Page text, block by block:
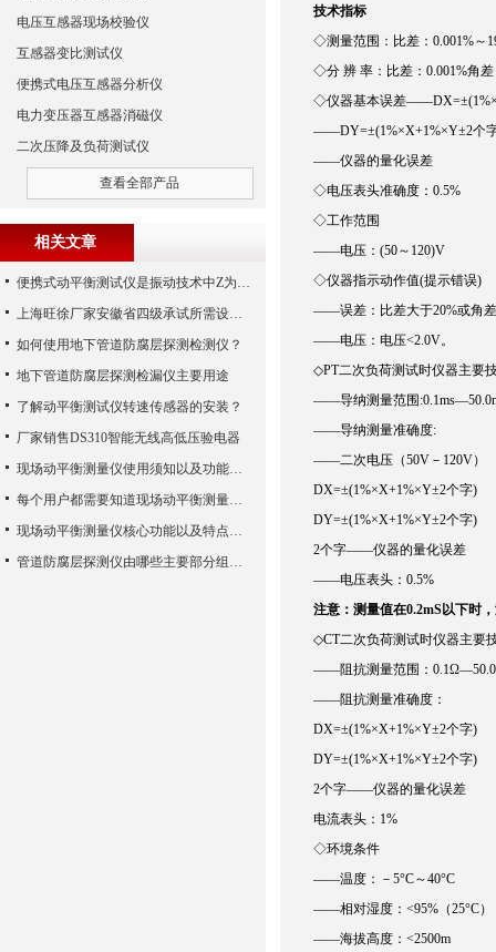
技术指标
◇测量范围：比差：0.001%～
◇分 辨 率：比差：0.001%角差
◇仪器基本误差
——DY=±(1%×X+1%×Y±2个
——仪器的量化误差
◇电压表头准确度：0.5%
◇工作范围
——电压：(50～120)V
◇仪器指示动作值(提示错误)
——误差：比差大于20%或角差
——电压：电压<2.0V。
◇PT二次负荷测试时仪器主要
——导纳测量范围
——导纳测量准确度:
——二次电压（50V－120V）
DX=±(1%×X+1%×Y±2个字)
DY=±(1%×X+1%×Y±2个字)
2个字——仪器的量化误差
——电压表头：0.5%
注意：测量值在0.2mS以下时
◇CT二次负荷测试时仪器主要
——阻抗测量范围：
——阻抗测量准确度：
DX=±(1%×X+1%×Y±2个字)
DY=±(1%×X+1%×Y±2个字)
2个字——仪器的量化误差
电流表头：1%
◇环境条件
——温度：－5°C～40°C
——相对湿度：<95%（25°C）
——海拔高度：<2500m
电压互感器现场校验仪
互感器变比测试仪
便携式电压互感器分析仪
电力变压器互感器消磁仪
二次压降及负荷测试仪
查看全部产品
相关文章
便携式动平衡测试仪是振动技术中Z为理想之工具
上海旺徐厂家安徽省四级承试所需设备配置清单
如何使用地下管道防腐层探测检测仪？
地下管道防腐层探测检漏仪主要用途
了解动平衡测试仪转速传感器的安装？
厂家销售DS310智能无线高低压验电器
现场动平衡测量仪使用须知以及功能特性
每个用户都需要知道现场动平衡测量仪的一些知识
现场动平衡测量仪核心功能以及特点使用方法
管道防腐层探测仪由哪些主要部分组成？